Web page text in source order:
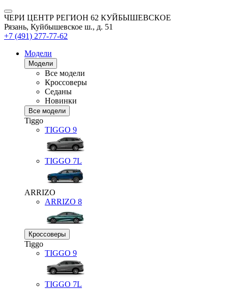
ЧЕРИ ЦЕНТР РЕГИОН 62 КУЙБЫШЕВСКОЕ
Рязань, Куйбышевское ш., д. 51
+7 (491) 277-77-62
Модели
Модели
Все модели
Кроссоверы
Седаны
Новинки
Все модели
Tiggo
TIGGO 9
TIGGO 7L
ARRIZO
ARRIZO 8
Кроссоверы
Tiggo
TIGGO 9
TIGGO 7L